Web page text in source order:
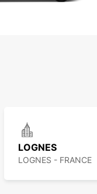
LOGNES
LOGNES - FRANCE